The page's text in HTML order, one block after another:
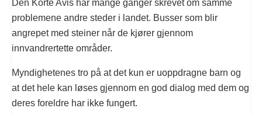
Den Korte Avis har mange ganger skrevet om samme
problemene andre steder i landet. Busser som blir
angrepet med steiner når de kjører gjennom
innvandrertette områder.
Myndighetenes tro på at det kun er uoppdragne barn og
at det hele kan løses gjennom en god dialog med dem og
deres foreldre har ikke fungert.